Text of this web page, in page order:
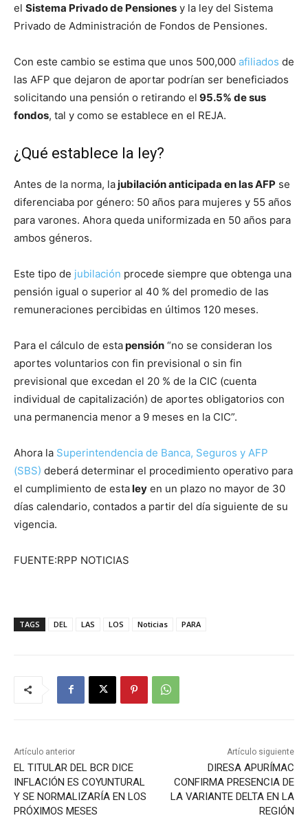
el Sistema Privado de Pensiones y la ley del Sistema
Privado de Administración de Fondos de Pensiones.
Con este cambio se estima que unos 500,000 afiliados de
las AFP que dejaron de aportar podrían ser beneficiados
solicitando una pensión o retirando el 95.5% de sus
fondos, tal y como se establece en el REJA.
¿Qué establece la ley?
Antes de la norma, lajubilación anticipada en las AFP se
diferenciaba por género: 50 años para mujeres y 55 años
para varones. Ahora queda uniformizada en 50 años para
ambos géneros.
Este tipo de jubilación procede siempre que obtenga una
pensión igual o superior al 40 % del promedio de las
remuneraciones percibidas en últimos 120 meses.
Para el cálculo de estapensión “no se consideran los
aportes voluntarios con fin previsional o sin fin
previsional que excedan el 20 % de la CIC (cuenta
individual de capitalización) de aportes obligatorios con
una permanencia menor a 9 meses en la CIC”.
Ahora la Superintendencia de Banca, Seguros y AFP
(SBS) deberá determinar el procedimiento operativo para
el cumplimiento de estaley en un plazo no mayor de 30
días calendario, contados a partir del día siguiente de su
vigencia.
FUENTE:RPP NOTICIAS
TAGS DEL LAS LOS Noticias PARA
Artículo anterior
EL TITULAR DEL BCR DICE
INFLACIÓN ES COYUNTURAL
Y SE NORMALIZARÍA EN LOS
PRÓXIMOS MESES
Artículo siguiente
DIRESA APURÍMAC
CONFIRMA PRESENCIA DE
LA VARIANTE DELTA EN LA
REGIÓN